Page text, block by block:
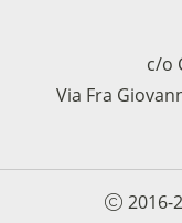
c/o
Via Fra
2016-